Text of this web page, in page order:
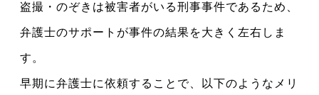
盗撮・のぞきは被害者がいる刑事事件であるため、
弁護士のサポートが事件の結果を大きく左右しま
す。
早期に弁護士に依頼することで、以下のようなメリ